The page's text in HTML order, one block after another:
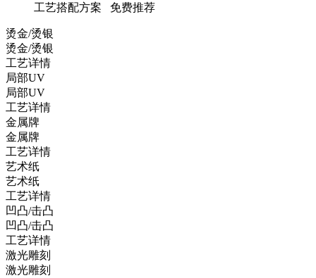
工艺搭配方案 免费推荐
烫金/烫银
烫金/烫银
工艺详情
局部UV
局部UV
工艺详情
金属牌
金属牌
工艺详情
艺术纸
艺术纸
工艺详情
凹凸/击凸
凹凸/击凸
工艺详情
激光雕刻
激光雕刻